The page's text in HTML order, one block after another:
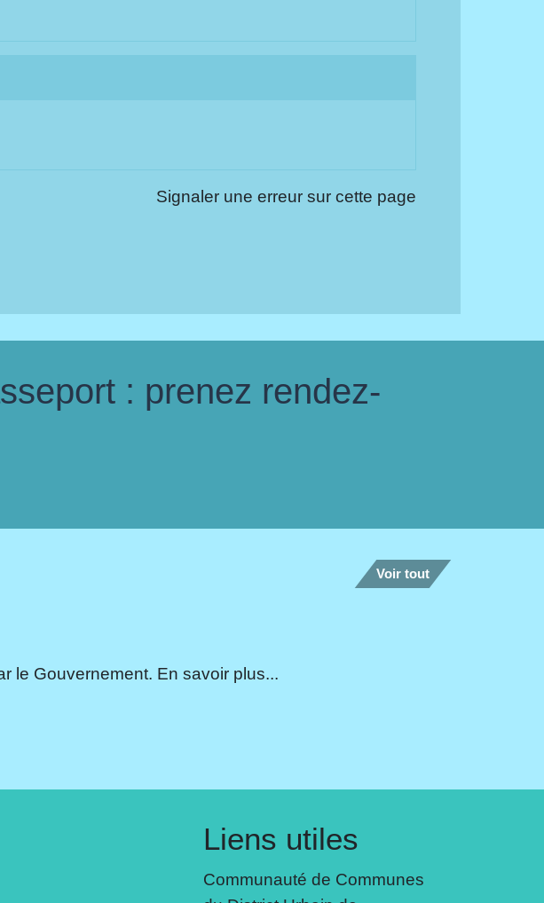
Signaler une erreur sur cette page
: prenez rendez-
Voir tout
le Gouvernement. En savoir plus...
Liens utiles
Communauté de Communes